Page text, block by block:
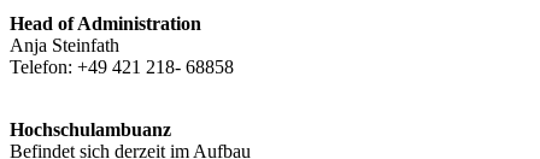
Head of Administration
Anja Steinfath
Telefon: +49 421 218- 68858
Hochschulambuanz
Befindet sich derzeit im Aufbau